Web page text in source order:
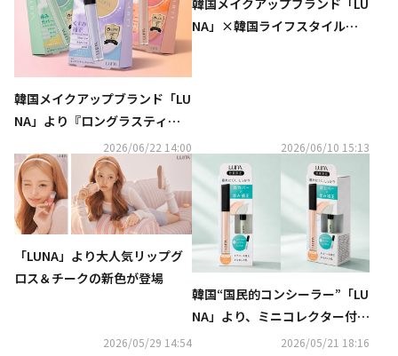
韓国メイクアップブランド「LU
NA」より『ロングラスティン
グコレクター』限定セットが6
月15日（月）から発売
2026/06/22 14:00
韓国メイクアップブランド「LU
NA」×韓国ライフスタイルブ
2026/06/10 15:13
「LUNA」より大人気リップグ
ロス＆チークの新色が登場
2026/05/29 14:54
韓国“国民的コンシーラー”「LU
NA」より、ミニコレクター付き
のセットが5月16日（土）から
2026/05/21 18:16